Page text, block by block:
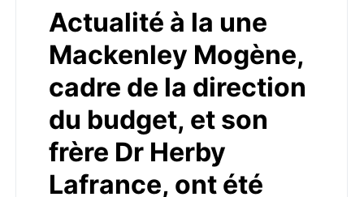
Actualité à la une
Mackenley Mogène,
cadre de la direction
du budget, et son
frère Dr Herby
Lafrance, ont été